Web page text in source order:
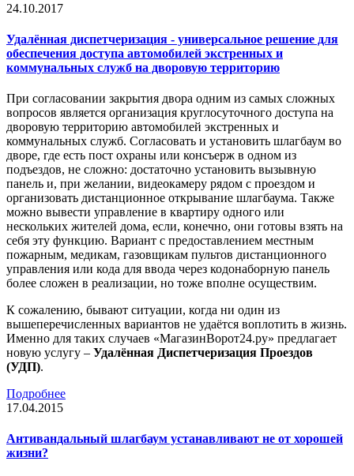
24.10.2017
Удалённая диспетчеризация - универсальное решение для
обеспечения доступа автомобилей экстренных и
коммунальных служб на дворовую территорию
При согласовании закрытия двора одним из самых сложных
вопросов является организация круглосуточного доступа на
дворовую территорию автомобилей экстренных и
коммунальных служб. Согласовать и установить шлагбаум во
дворе, где есть пост охраны или консъерж в одном из
подъездов, не сложно: достаточно установить вызывную
панель и, при желании, видеокамеру рядом с проездом и
организовать дистанционное открывание шлагбаума. Также
можно вывести управление в квартиру одного или
нескольких жителей дома, если, конечно, они готовы взять на
себя эту функцию. Вариант с предоставлением местным
пожарным, медикам, газовщикам пультов дистанционного
управления или кода для ввода через кодонаборную панель
более сложен в реализации, но тоже вполне осуществим.
К сожалению, бывают ситуации, когда ни один из
вышеперечисленных вариантов не удаётся воплотить в жизнь.
Именно для таких случаев «МагазинВорот24.ру» предлагает
новую услугу – Удалённая Диспетчеризация Проездов
(УДП).
Подробнее
17.04.2015
Антивандальный шлагбаум устанавливают не от хорошей
жизни?